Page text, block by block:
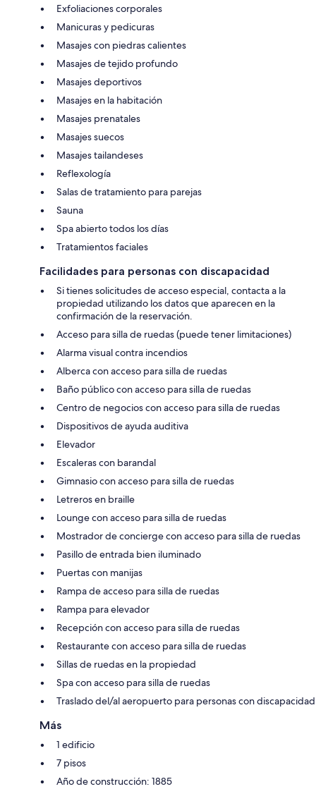
Exfoliaciones corporales
Manicuras y pedicuras
Masajes con piedras calientes
Masajes de tejido profundo
Masajes deportivos
Masajes en la habitación
Masajes prenatales
Masajes suecos
Masajes tailandeses
Reflexología
Salas de tratamiento para parejas
Sauna
Spa abierto todos los días
Tratamientos faciales
Facilidades para personas con discapacidad
Si tienes solicitudes de acceso especial, contacta a la
propiedad utilizando los datos que aparecen en la
confirmación de la reservación.
Acceso para silla de ruedas (puede tener limitaciones)
Alarma visual contra incendios
Alberca con acceso para silla de ruedas
Baño público con acceso para silla de ruedas
Centro de negocios con acceso para silla de ruedas
Dispositivos de ayuda auditiva
Elevador
Escaleras con barandal
Gimnasio con acceso para silla de ruedas
Letreros en braille
Lounge con acceso para silla de ruedas
Mostrador de concierge con acceso para silla de ruedas
Pasillo de entrada bien iluminado
Puertas con manijas
Rampa de acceso para silla de ruedas
Rampa para elevador
Recepción con acceso para silla de ruedas
Restaurante con acceso para silla de ruedas
Sillas de ruedas en la propiedad
Spa con acceso para silla de ruedas
Traslado del/al aeropuerto para personas con discapacidad
Más
1 edificio
7 pisos
Año de construcción: 1885